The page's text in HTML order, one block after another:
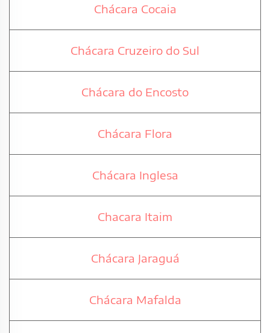
Chácara Cocaia
Chácara Cruzeiro do Sul
Chácara do Encosto
Chácara Flora
Chácara Inglesa
Chacara Itaim
Chácara Jaraguá
Chácara Mafalda